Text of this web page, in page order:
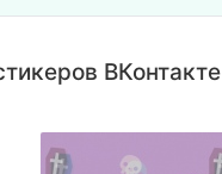
ВКонтакте